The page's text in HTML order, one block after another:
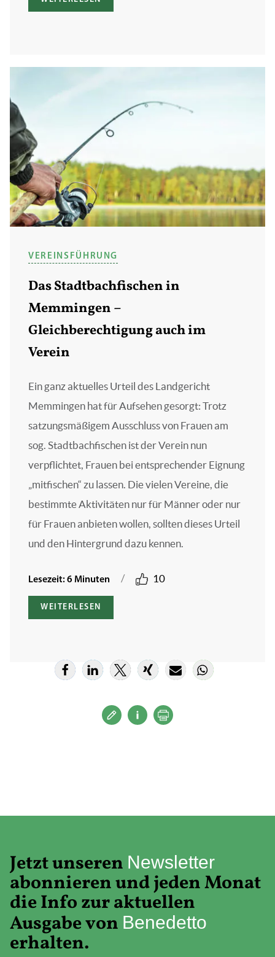
VEREINSFÜHRUNG
Das Stadtbachfischen in
Memmingen –
Gleichberechtigung auch im
Verein
Ein ganz aktuelles Urteil des Landgericht
Memmingen hat für Aufsehen gesorgt: Trotz
satzungsmäßigem Ausschluss von Frauen am
sog. Stadtbachfischen ist der Verein nun
verpflichtet, Frauen bei entsprechender Eignung
„mitfischen“ zu lassen. Die vielen Vereine, die
bestimmte Aktivitäten nur für Männer oder nur
für Frauen anbieten wollen, sollten dieses Urteil
und den Hintergrund dazu kennen.
Lesezeit: 6 Minuten / 10
WEITERLESEN
Jetzt unseren Newsletter
abonnieren und jeden Monat
die Info zur aktuellen
Ausgabe von Benedetto
erhalten.